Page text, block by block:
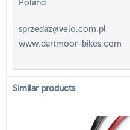
Poland
sprzedaz@velo.com.pl
www.dartmoor-bikes.com
Similar products